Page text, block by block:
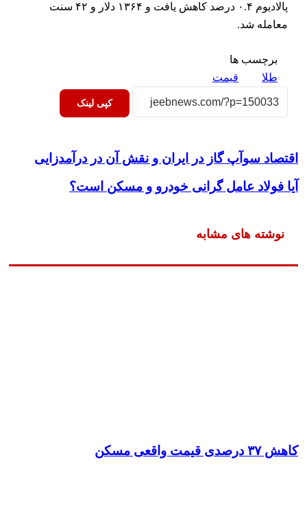
پالادیوم ۰.۴ درصد کاهش یافت و ۱۳۶۴ دلار و ۴۲ سنت
معامله شد.
برچسب ها
طلا
قیمت
کپی لینک
اقتصاد سوآپ گاز در ایران و نقش آن در درآمدزایی
آیا فولاد عامل گرانی خودرو و مسکن است؟
نوشته های مشابه
کاهش ۳۷ درصدی قیمت واقعی مسکن